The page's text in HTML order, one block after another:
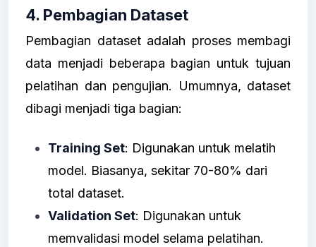
4. Pembagian Dataset
Pembagian dataset adalah proses membagi
data menjadi beberapa bagian untuk tujuan
pelatihan dan pengujian. Umumnya, dataset
dibagi menjadi tiga bagian:
Training Set: Digunakan untuk melatih
model. Biasanya, sekitar 70-80% dari
total dataset.
Validation Set: Digunakan untuk
memvalidasi model selama pelatihan.